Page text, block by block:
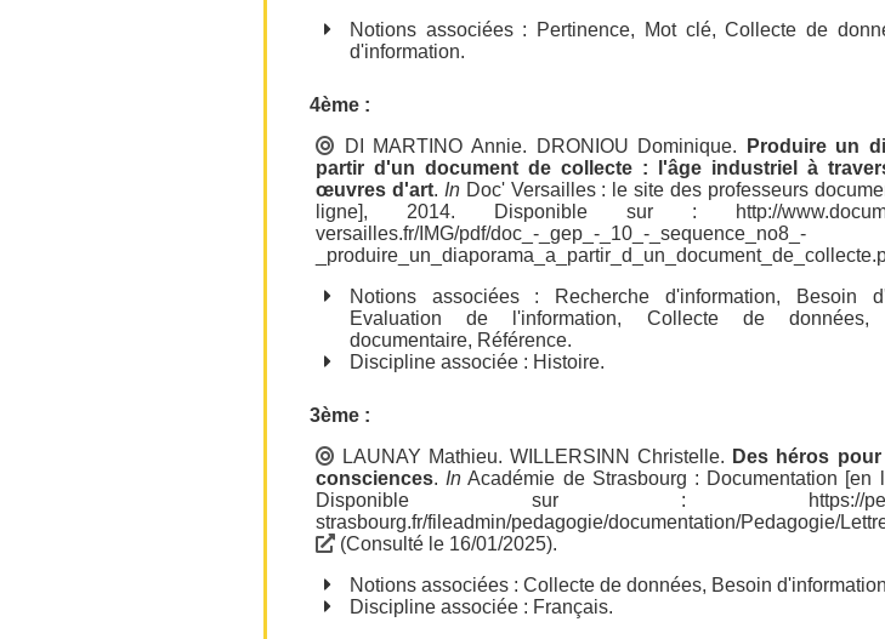
Notions associées :
Pertinence, Mot clé,Collecte de
d'information.
4ème :
DI MARTINO Annie. DRONIOU Dominique.
Produire un
partir d'un document de collecte : l'âge industriel à
œuvres d'art. InDoc' Versailles : le site des professeurs
ligne], 2014. Disponible sur :
http://
versailles.fr/IMG/pdf/doc_-_gep_-_10_-_sequence_no8_-
Notions associées :
Recherche d'information, Besoin
Evaluation de l'information, Collecte de données,
documentaire, Référence.
Discipline associée : Histoire.
3ème :
LAUNAY Mathieu.WILLERSINN Christelle. Des héros
consciences. In Académie de Strasbourg : Documentation [en
Disponible sur :
https://
strasbourg.fr/fileadmin/pedagogie/documentation/Pedagogie/
(Consulté le 16/01/2025).
Notions associées : Collecte de données, Besoin d'information
Discipline associée : Français.